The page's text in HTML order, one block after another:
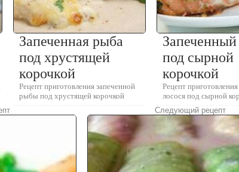
Запеченная рыба
под хрустящей
корочкой
Рецепт приготовления запеченной
рыбы под хрустящей корочкой
под сырной
корочкой
Рецепт
лосося под сырной
Следующий рецепт